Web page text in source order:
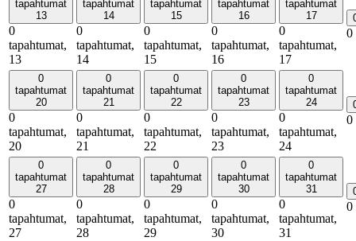
tapahtumat
13
0
tapahtumat,
13
tapahtumat
14
0
tapahtumat,
14
tapahtumat
15
0
tapahtumat,
15
tapahtumat
16
0
tapahtumat,
16
tapahtumat
17
0
tapahtumat,
17
0
0
tapahtumat
20
0
tapahtumat,
20
0
tapahtumat
21
0
tapahtumat,
21
0
tapahtumat
22
0
tapahtumat,
22
0
tapahtumat
23
0
tapahtumat,
23
0
tapahtumat
24
0
tapahtumat,
24
0
0
tapahtumat
27
0
tapahtumat,
27
0
tapahtumat
28
0
tapahtumat,
28
0
tapahtumat
29
0
tapahtumat,
29
0
tapahtumat
30
0
tapahtumat,
30
0
tapahtumat
31
0
tapahtumat,
31
0